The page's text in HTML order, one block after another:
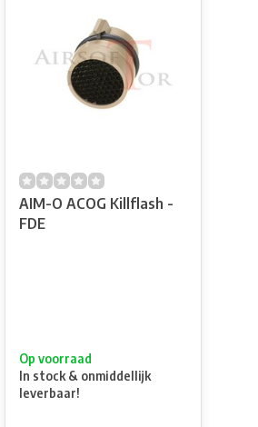
AIM-O ACOG Killflash -
FDE
Op voorraad
In stock & onmiddellijk
leverbaar!